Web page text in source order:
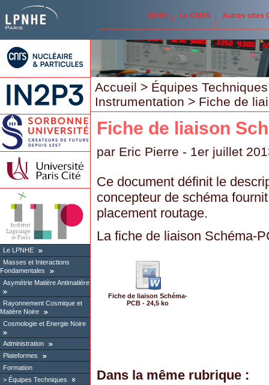
IN2P3 Le CNRS Autres sites
Le LPNHE
Masses et Interactions
Fondamentales
Asymétrie Matière Antimatière
Rayonnement Cosmique et
Matière Noire
Cosmologie et Energie Noire
Administration
Plateformes
Formation
Équipes Techniques
Accueil > Équipes Techniques
Instrumentation > Fiche de
Fiche de liaison
par Eric Pierre - 1er juillet
Ce document définit le
concepteur de schéma
placement routage.
La fiche de liaison Schéma-
Fiche de liaison Schéma-
PCB - 24,5 ko
Dans la même rubrique :